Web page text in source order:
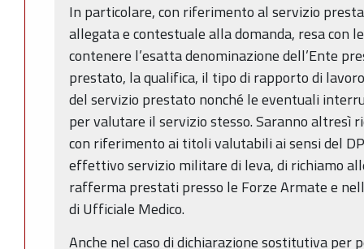
In particolare, con riferimento al servizio
allegata e contestuale alla domanda, resa con
contenere l’esatta denominazione dell’Ente
prestato, la qualifica, il tipo di rapporto di
del servizio prestato nonché le eventuali
per valutare il servizio stesso. Saranno altresì
con riferimento ai titoli valutabili ai sensi del
effettivo servizio militare di leva, di richiamo
rafferma prestati presso le Forze Armate e
di Ufficiale Medico.
Anche nel caso di dichiarazione sostitutiva per